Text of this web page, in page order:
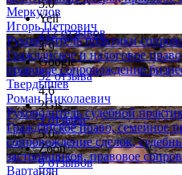
Меркулов
Игорь Петрович
Руководитель практики
Гражданское и налоговое
правовое сопровождение
Твердышев
Роман Николаевич
Руководитель судебной
Гражданское право, семейное
сопровождение сделок,
застройщиков, правовое
Вартанян
5.0
Yell
212 отзывов
4.9
Google
52 отзыва
4.6
2Gis
3 отзыва
5.0
Zoon
9 отзывов